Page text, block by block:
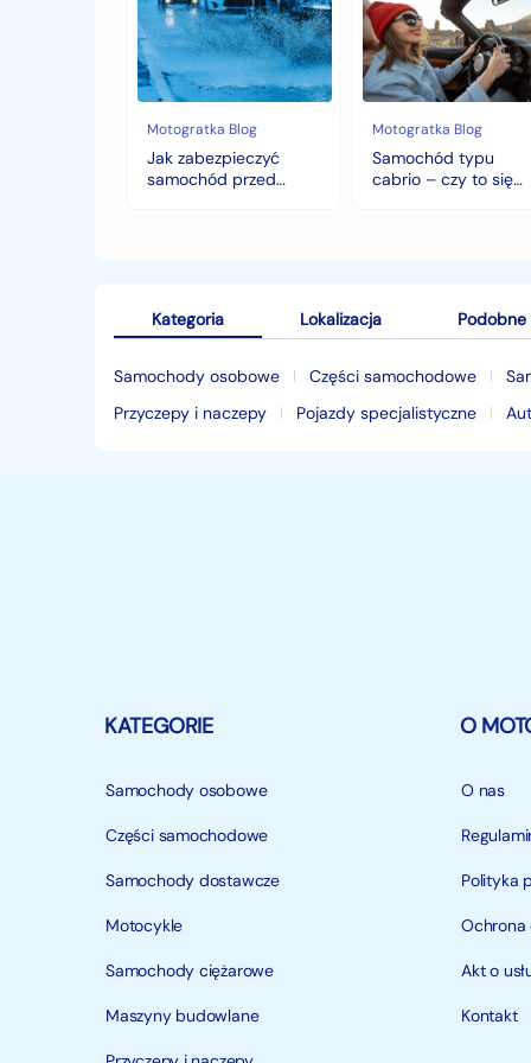
przed
jesiennymi
chłodami
i
deszczem?
Motogratka Blog
Jak zabezpieczyć
samochód przed
–
czy
to
się
opłaca
w
polskim
klimacie?
Motogratka Blog
Samochód typu
cabrio – czy to się
Kategoria
Samochody osobowe Części samochodowe
Przyczepy i naczepy
Pojazdy specjalistyczne
Lokalizacja
KATEGORIE
Samochody osobowe
Części samochodowe
Samochody dostawcze
Motocykle
Samochody ciężarowe
Maszyny budowlane
O
O nas
Polityka
Ochrona
Akt o
Kontakt